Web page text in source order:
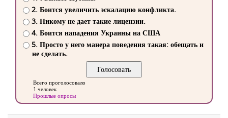
2. Боится увеличить эскалацию конфликта.
3. Никому не дает такие лицензии.
4. Боится нападения Украины на США
5. Просто у него манера поведения такая: обещать и
не сделать.
Всего проголосовало
1 человек
Прошлые опросы